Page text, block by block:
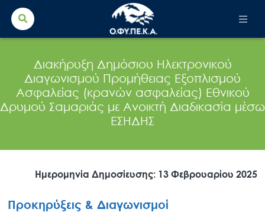
Search
for:
Διακήρυξη Δημόσιου Ηλεκτρονικού
Διαγωνισμού Προμήθειας Εξοπλισμού
Ασφαλείας (κρανών ασφαλείας) Εθνικού
Δρυμού Σαμαριάς με Ανοικτή Διαδικασία μέσω
ΕΣΗΔΗΣ
Ημερομηνία Δημοσίευσης: 13 Φεβρουαρίου 2025
Προκηρύξεις & Διαγωνισμοί